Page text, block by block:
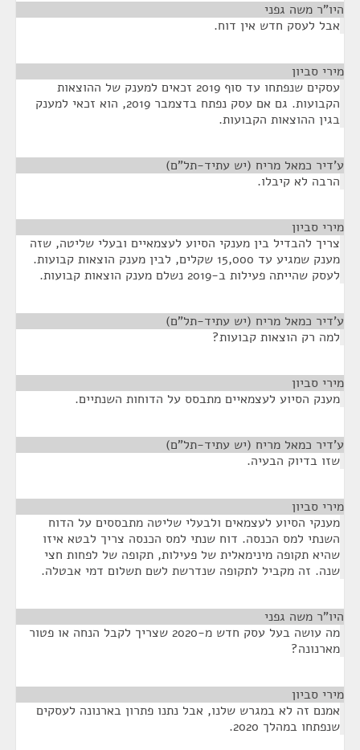
היו"ר משה גפני
אבל לעסק חדש אין דוח.
מירי סביון
עסקים שנפתחו עד סוף 2019 זכאים למענק של ההוצאות
הקבועות. גם אם עסק נפתח בדצמבר 2019, הוא זכאי למענק
בגין ההוצאות הקבועות.
ע'דיר כמאל מריח (יש עתיד-תל"ם)
הרבה לא קיבלו.
מירי סביון
צריך להבדיל בין מענקי הסיוע לעצמאיים ובעלי שליטה, שזה
מענק שמגיע עד 15,000 שקלים, לבין מענק הוצאות קבועות.
לעסק שהייתה פעילות ב-2019 נשלם מענק הוצאות קבועות.
ע'דיר כמאל מריח (יש עתיד-תל"ם)
למה רק הוצאות קבועות?
מירי סביון
מענק הסיוע לעצמאיים מתבסס על הדוחות השנתיים.
ע'דיר כמאל מריח (יש עתיד-תל"ם)
שזו בדיוק הבעיה.
מירי סביון
מענקי הסיוע לעצמאים ולבעלי שליטה מתבססים על הדוח
השנתי למס הכנסה. דוח שנתי למס הכנסה צריך לבטא איזו
שהיא תקופה מינימאלית של פעילות, תקופה של לפחות חצי
שנה. זה מקביל לתקופה שנדרשת לשם תשלום דמי אבטלה.
היו"ר משה גפני
מה עושה בעל עסק חדש מ-2020 שצריך לקבל הנחה או פטור
מארנונה?
מירי סביון
אמנם זה לא במגרש שלנו, אבל נתנו פתרון בארנונה לעסקים
שנפתחו במהלך 2020.